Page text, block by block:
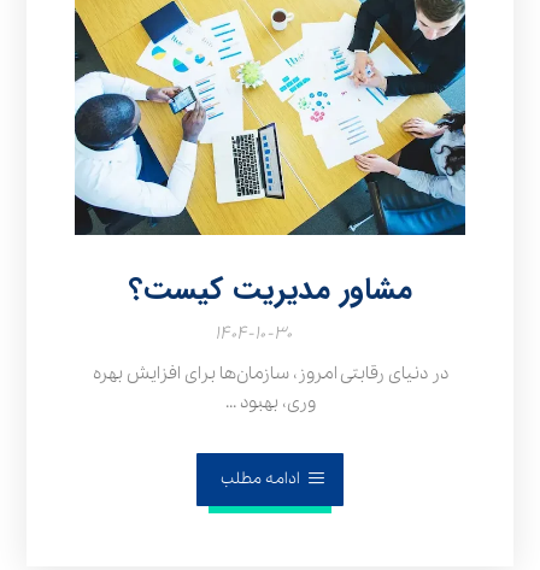
مشاور مدیریت کیست؟
۱۴۰۴-۱۰-۳۰
در دنیای رقابتی امروز، سازمان‌ها برای افزایش بهره‌
وری، بهبود ...
ادامه مطلب